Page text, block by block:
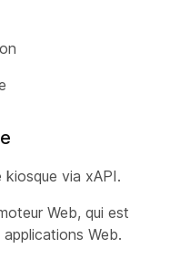
kiosque via xAPI.
Web, qui est
Web.